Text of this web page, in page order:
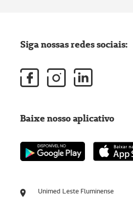
Unimed Leste Fluminense
Siga nossas redes sociais:
Baixe nosso aplicativo